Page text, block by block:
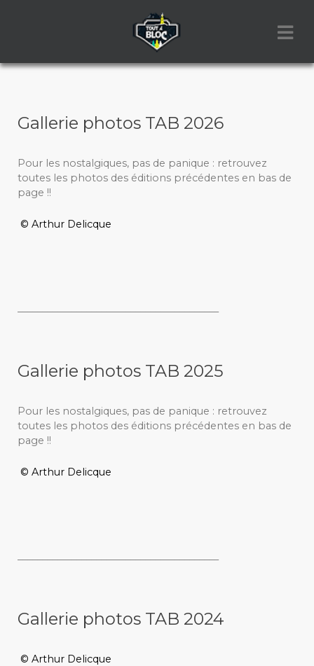
Gallerie photos TAB 2026
Pour les nostalgiques, pas de panique : retrouvez
toutes les photos des éditions précédentes en bas de
page !!
© Arthur Delicque
Gallerie photos TAB 2025
Pour les nostalgiques, pas de panique : retrouvez
toutes les photos des éditions précédentes en bas de
page !!
© Arthur Delicque
Gallerie photos TAB 2024
© Arthur Delicque